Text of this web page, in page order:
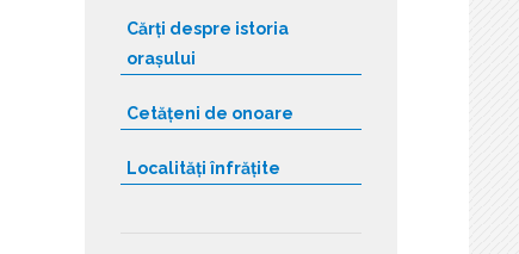
Cărți despre istoria
orașului
Cetățeni de onoare
Localități înfrățite